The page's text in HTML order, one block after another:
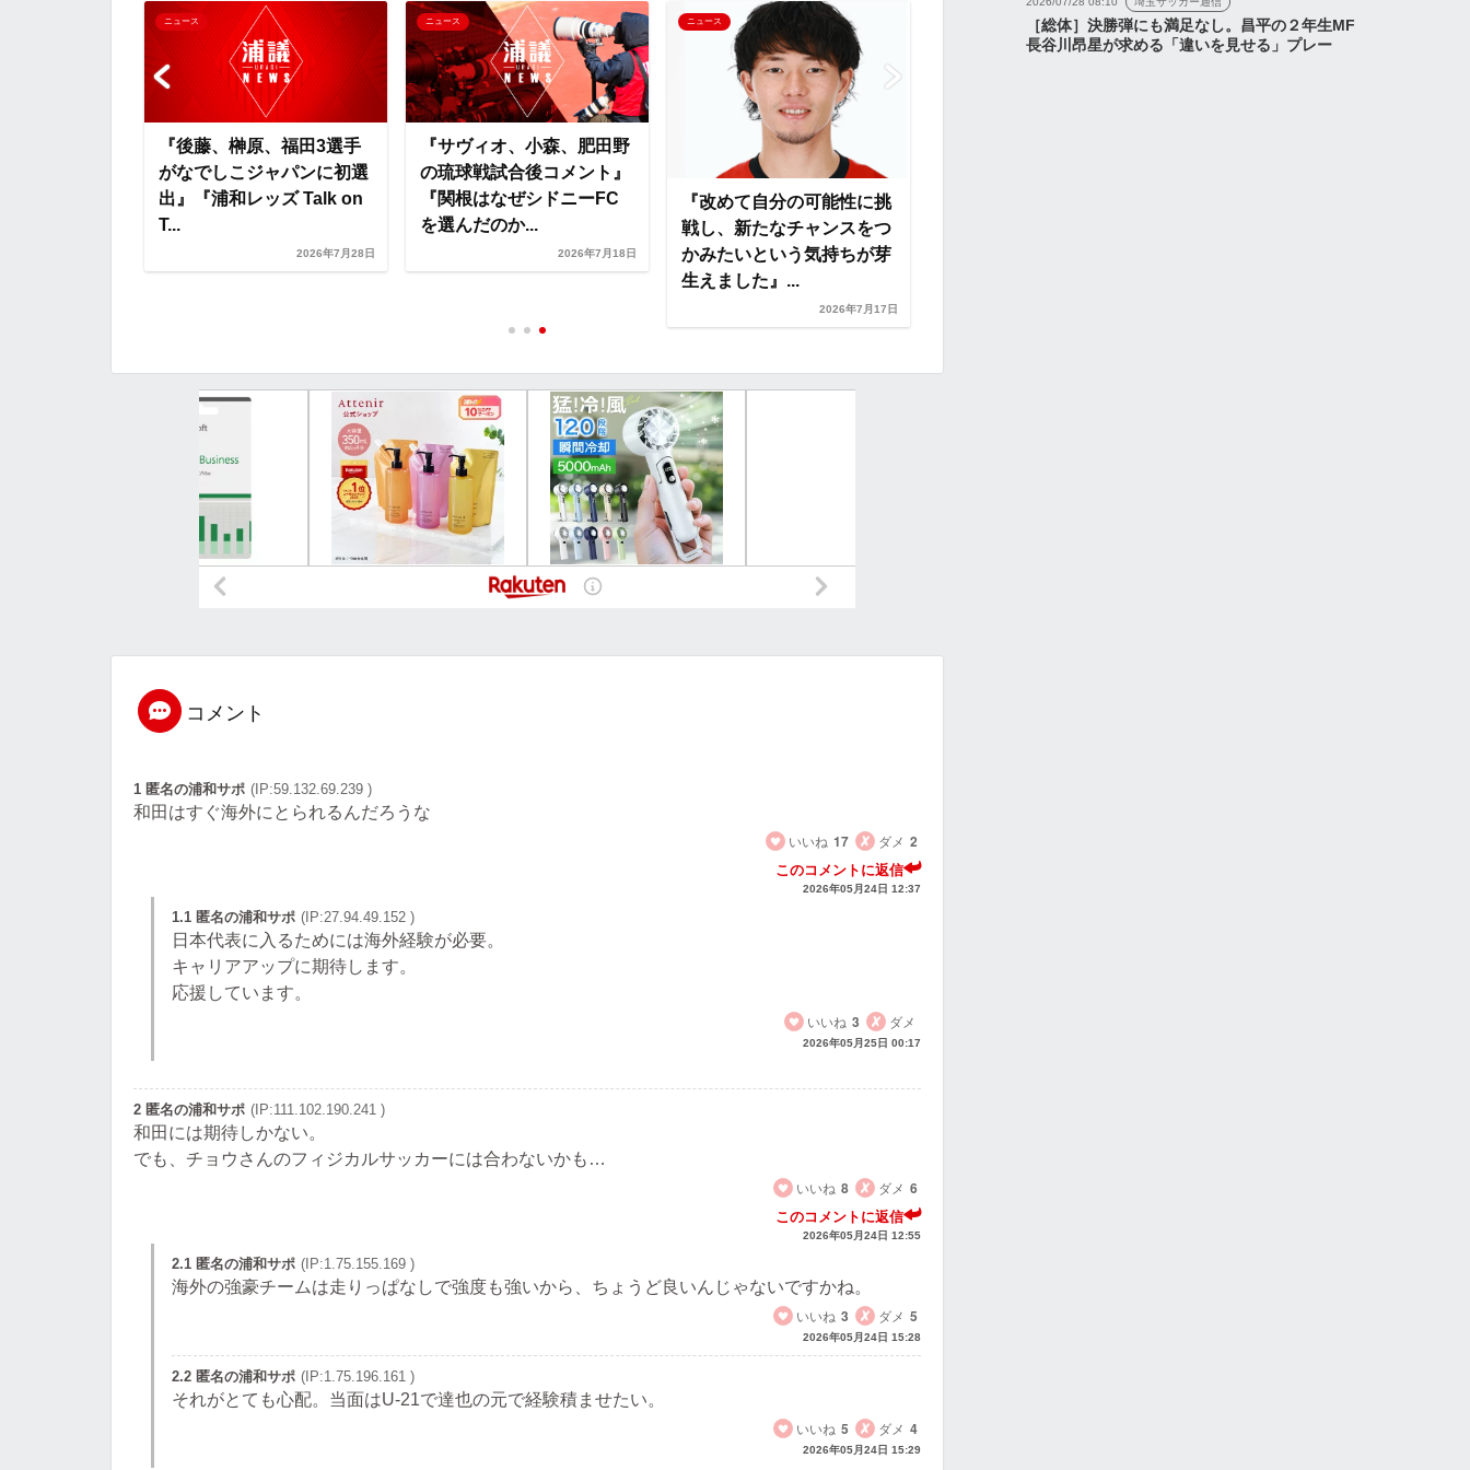
o r n
k
ニュース
『後藤、榊原、福田3選手
がなでしこジャパンに初選
出』『浦和レッズ Talk on
T...
2026年7月28日
ニュース
『サヴィオ、小森、肥田野
の琉球戦試合後コメント』
『関根はなぜシドニーFC
を選んだのか...
2026年7月18日
ニュース
『改めて自分の可能性に挑
戦し、新たなチャンスをつ
かみたいという気持ちが芽
生えました』...
2026年7月17日
ニュース
コメント
1 匿名の浦和サポ (IP:59.132.69.239 )
和田はすぐ海外にとられるんだろうな
いいね 17 ダメ 2
このコメントに返信
2026年05月24日 12:37
1.1 匿名の浦和サポ (IP:27.94.49.152 )
日本代表に入るためには海外経験が必要。
キャリアアップに期待します。
応援しています。
いいね 3 ダメ
2026年05月25日 00:17
2 匿名の浦和サポ (IP:111.102.190.241 )
和田には期待しかない。
でも、チョウさんのフィジカルサッカーには合わないかも…
いいね 8 ダメ 6
このコメントに返信
2026年05月24日 12:55
2.1 匿名の浦和サポ (IP:1.75.155.169 )
海外の強豪チームは走りっぱなしで強度も強いから、ちょうど良いんじゃないですかね。
いいね 3 ダメ 5
2026年05月24日 15:28
2.2 匿名の浦和サポ (IP:1.75.196.161 )
それがとても心配。当面はU-21で達也の元で経験積ませたい。
いいね 5 ダメ 4
2026年05月24日 15:29
［総体］決勝弾にも満足なし。昌平の２年生MF
長谷川昂星が求める「違いを見せる」プレー